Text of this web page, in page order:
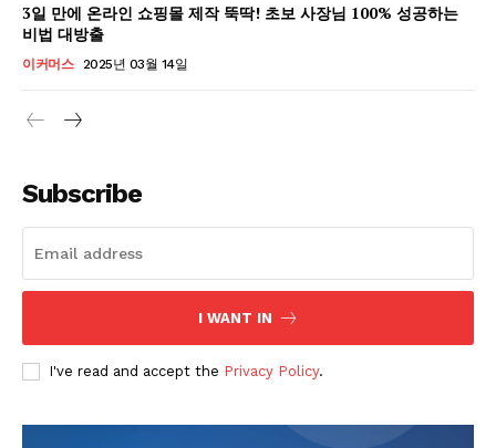
GB leader
SUBSCRIBE NOW
3일 만에 온라인 쇼핑몰 제작 뚝딱! 초보 사장님 100% 성공하는
비법 대방출
이커머스 2025년 03월 14일
Subscribe
I WANT IN
I've read and accept the Privacy Policy.